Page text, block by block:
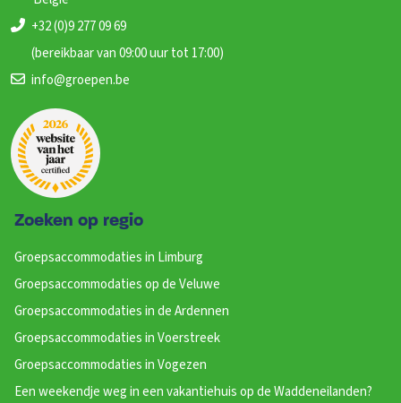
+32 (0)9 277 09 69
(bereikbaar van 09:00 uur tot 17:00)
info@groepen.be
Zoeken op regio
Groepsaccommodaties in Limburg
Groepsaccommodaties op de Veluwe
Groepsaccommodaties in de Ardennen
Groepsaccommodaties in Voerstreek
Groepsaccommodaties in Vogezen
Een weekendje weg in een vakantiehuis op de Waddeneilanden?